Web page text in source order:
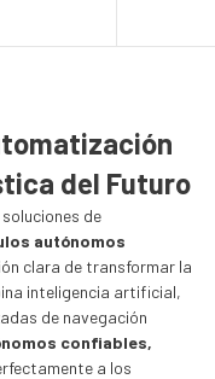
del Futuro
de
autónomos
clara de transformar la
inteligencia artificial,
de navegación
confiables,
a los